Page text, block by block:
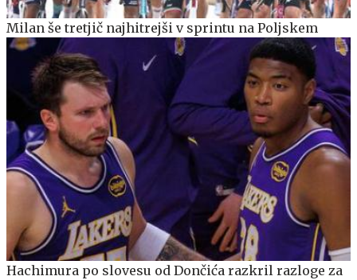
Milan še tretjič najhitrejši v sprintu na Poljskem
Hachimura po slovesu od Dončića razkril razloge za